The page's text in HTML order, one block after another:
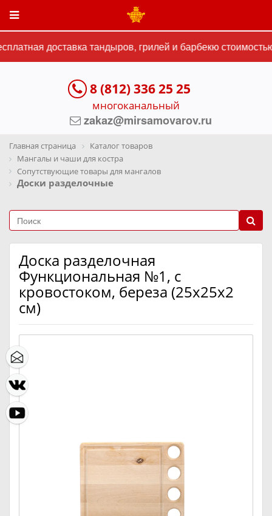
доставка тандыров, грилей и барбекю
8 (812) 336 25 25
многоканальный
zakaz@mirsamovarov.ru
Главная страница
Каталог товаров
Мангалы и чаши для костра
Сопутствующие товары для мангалов
Доски разделочные
Доска разделочная
Функциональная №1, с
кровостоком, береза (25х25х2
см)